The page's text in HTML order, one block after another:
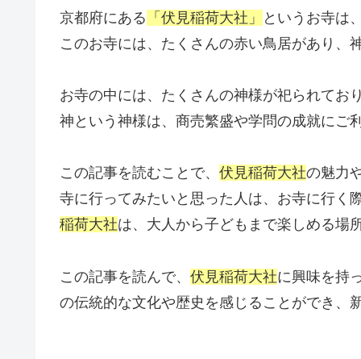
京都府にある 「伏見稲荷大社」
というお寺は
このお寺には、たくさんの赤い鳥居があり、
お寺の中には、たくさんの神様が祀られてお
神という神様は、商売繁盛や学問の成就にご
この記事を読むことで、 伏見稲荷大社の魅力
寺に行ってみたいと思った人は、お寺に行く
稲荷大社は、大人から子どもまで楽しめる場
この記事を読んで、 伏見稲荷大社に興味を持
の伝統的な文化や歴史を感じることができ、